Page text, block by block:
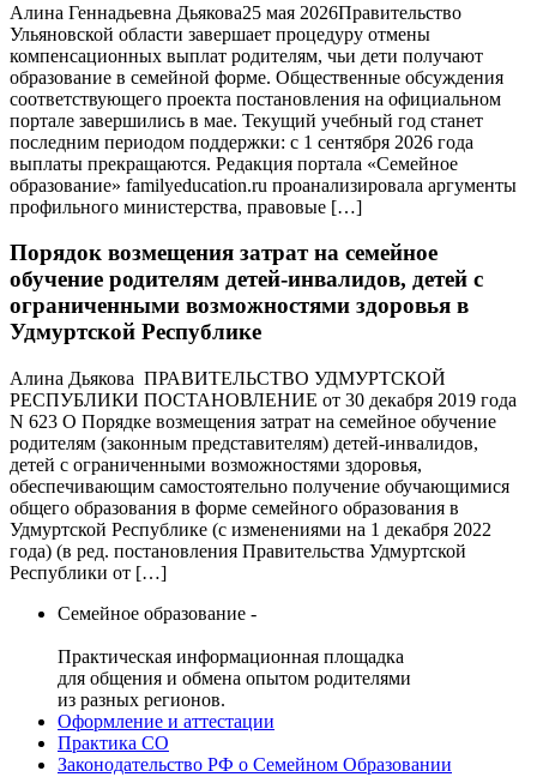
Алина Геннадьевна Дьякова25 мая 2026Правительство
Ульяновской области завершает процедуру отмены
компенсационных выплат родителям, чьи дети получают
образование в семейной форме. Общественные обсуждения
соответствующего проекта постановления на официальном
портале завершились в мае. Текущий учебный год станет
последним периодом поддержки: с 1 сентября 2026 года
выплаты прекращаются. Редакция портала «Семейное
образование» familyeducation.ru проанализировала аргументы
профильного министерства, правовые […]
Порядок возмещения затрат на семейное
обучение родителям детей-инвалидов, детей с
ограниченными возможностями здоровья в
Удмуртской Республике
Алина Дьякова ПРАВИТЕЛЬСТВО УДМУРТСКОЙ
РЕСПУБЛИКИ ПОСТАНОВЛЕНИЕ от 30 декабря 2019 года
N 623 О Порядке возмещения затрат на семейное обучение
родителям (законным представителям) детей-инвалидов,
детей с ограниченными возможностями здоровья,
обеспечивающим самостоятельно получение обучающимися
общего образования в форме семейного образования в
Удмуртской Республике (с изменениями на 1 декабря 2022
года) (в ред. постановления Правительства Удмуртской
Республики от […]
Семейное образование -
Практическая информационная площадка
для общения и обмена опытом родителями
из разных регионов.
Оформление и аттестации
Практика СО
Законодательство РФ о Семейном Образовании